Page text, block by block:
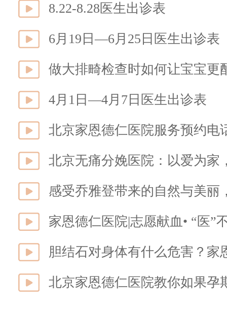
8.22-8.28医生出诊表
6月19日—6月25日医生出诊表
做大排畸检查时如何让宝宝更
4月1日—4月7日医生出诊表
北京家恩德仁医院服务预约电
北京无痛分娩医院：以爱为家
感受乔雅登带来的自然与美丽
家恩德仁医院|志愿献血• “医”
胆结石对身体有什么危害？家
北京家恩德仁医院教你如果孕